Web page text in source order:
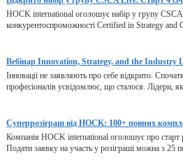
HOCK international оголошує набір у групу CSCA
конкурентоспроможності Certified in Strategy and
Вебінар Innovation, Strategy, and the Industry
Інновації не заявляють про себе відкрито.
професіоналів усвідомлює, що сталося. Лідери,
Суперрозіграш від HOCK: 100+ повних
Компанія HOCK international оголошує про старт
Подати заявку на участь у розіграші можна з 25